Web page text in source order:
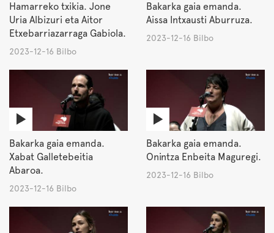
Hamarreko txikia. Jone
Uria Albizuri eta Aitor
Etxebarriazarraga Gabiola.
2023-12-16 Bilbo
Bakarka gaia emanda.
Aissa Intxausti Aburruza.
2023-12-16 Bilbo
Bakarka gaia emanda.
Xabat Galletebeitia
Abaroa.
2023-12-16 Bilbo
Bakarka gaia emanda.
Onintza Enbeita Maguregi.
2023-12-16 Bilbo